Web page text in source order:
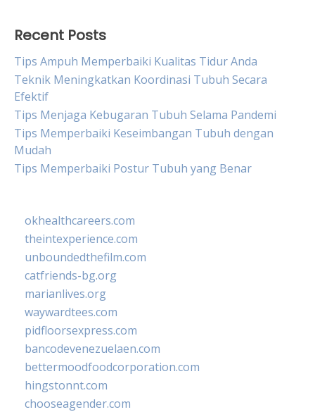
Recent Posts
Tips Ampuh Memperbaiki Kualitas Tidur Anda
Teknik Meningkatkan Koordinasi Tubuh Secara
Efektif
Tips Menjaga Kebugaran Tubuh Selama Pandemi
Tips Memperbaiki Keseimbangan Tubuh dengan
Mudah
Tips Memperbaiki Postur Tubuh yang Benar
okhealthcareers.com
theintexperience.com
unboundedthefilm.com
catfriends-bg.org
marianlives.org
waywardtees.com
pidfloorsexpress.com
bancodevenezuelaen.com
bettermoodfoodcorporation.com
hingstonnt.com
chooseagender.com